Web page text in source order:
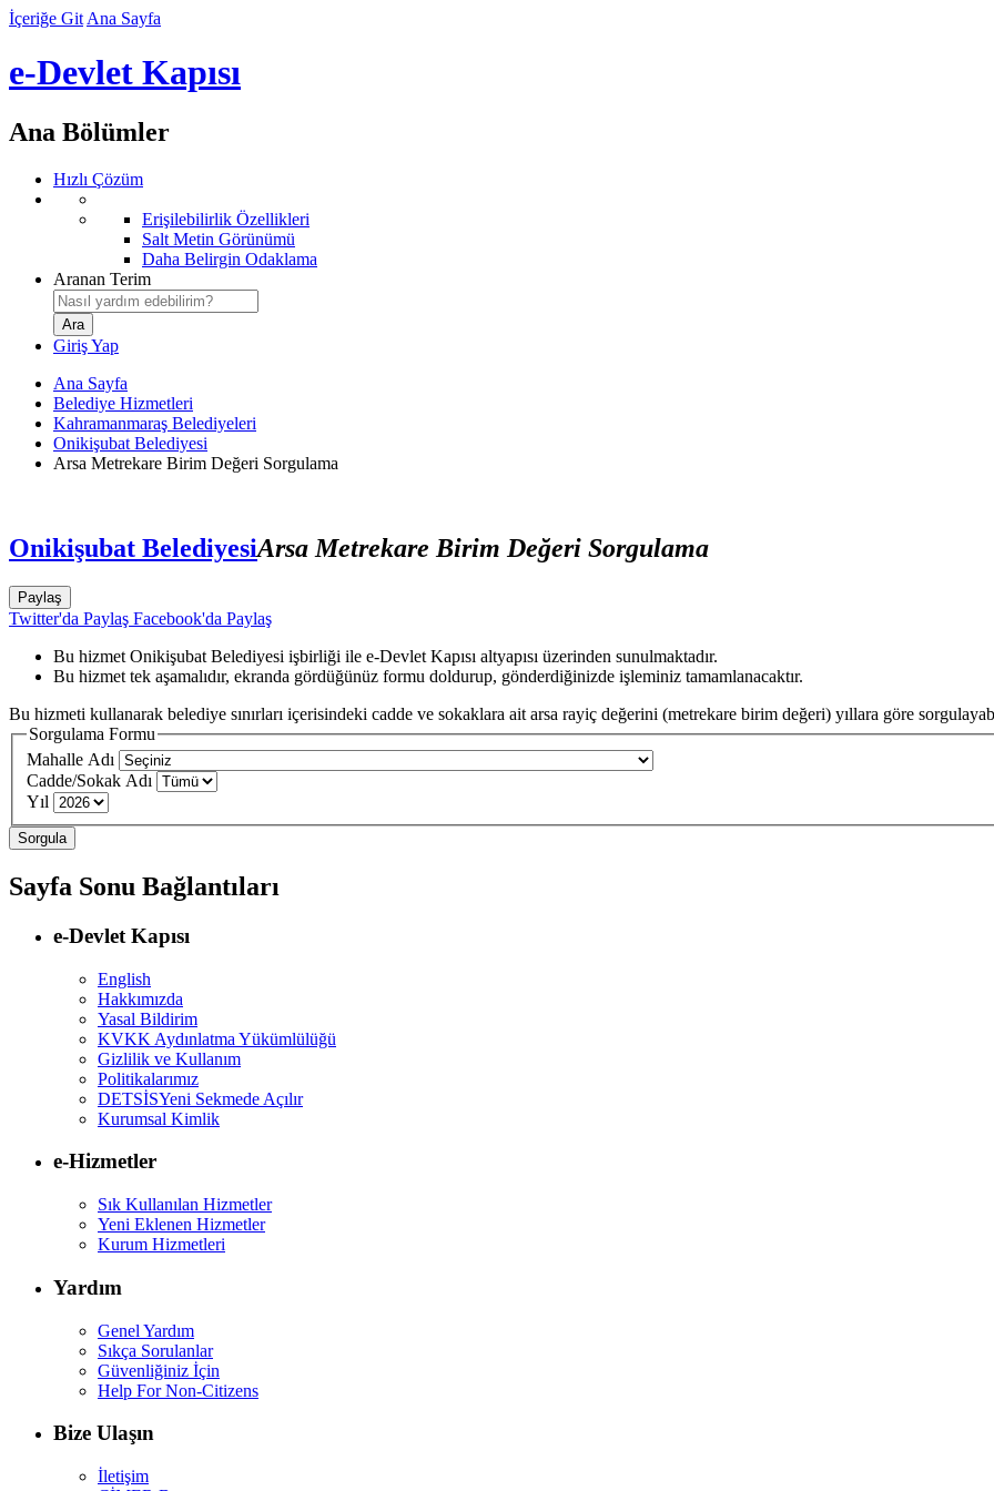
İçeriğe Git Ana Sayfa
e-Devlet Kapısı
Ana Bölümler
Hızlı Çözüm
Erişilebilirlik Özellikleri
Salt Metin Görünümü
Daha Belirgin Odaklama
Aranan Terim
Giriş Yap
Ana Sayfa
Belediye Hizmetleri
Kahramanmaraş Belediyeleri
Onikişubat Belediyesi
Arsa Metrekare Birim Değeri Sorgulama
Onikişubat BelediyesiArsa Metrekare Birim Değeri Sorgulama
Paylaş
Twitter'da Paylaş Facebook'da Paylaş
Bu hizmet Onikişubat Belediyesi işbirliği ile e-Devlet Kapısı altyapısı üzerinden sunulmaktadır.
Bu hizmet tek aşamalıdır, ekranda gördüğünüz formu doldurup, gönderdiğinizde işleminiz tamamlanacaktır.
Bu hizmeti kullanarak belediye sınırları içerisindeki cadde ve sokaklara ait arsa rayiç değerini (metrekare birim değeri) yıllara göre
Sorgulama Formu
Mahalle Adı
Cadde/Sokak Adı
Yıl
Sayfa Sonu Bağlantıları
e-Devlet Kapısı
English
Hakkımızda
Yasal Bildirim
KVKK Aydınlatma Yükümlülüğü
Gizlilik ve Kullanım
Politikalarımız
DETSİSYeni Sekmede Açılır
Kurumsal Kimlik
e-Hizmetler
Sık Kullanılan Hizmetler
Yeni Eklenen Hizmetler
Kurum Hizmetleri
Yardım
Genel Yardım
Sıkça Sorulanlar
Güvenliğiniz İçin
Help For Non-Citizens
Bize Ulaşın
İletişim